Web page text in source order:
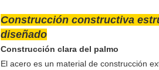
Construcción constructiva
diseñado
Construcción clara del palmo
El acero es un material de construcción